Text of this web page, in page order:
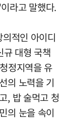
라고 말했다.
적인 아이디
규 대형 국책
정지역을 유
의 노력을 기
, 밥 술먹고 청
의 눈을 속이